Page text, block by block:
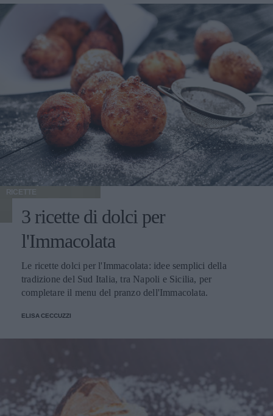
RICETTE
3 ricette di dolci per
l'Immacolata
Le ricette dolci per l'Immacolata: idee semplici della
tradizione del Sud Italia, tra Napoli e Sicilia, per
completare il menu del pranzo dell'Immacolata.
ELISA CECCUZZI